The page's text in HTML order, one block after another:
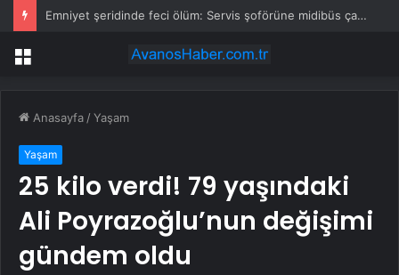
Emniyet şeridinde feci ölüm: Servis şoförüne midibüs çarptı
Menü
Anasayfa /Yaşam
Yaşam
25 kilo verdi! 79 yaşındaki
Ali Poyrazoğlu’nun değişimi
gündem oldu